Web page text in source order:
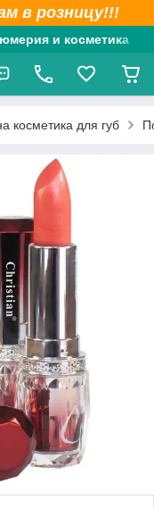
в розницу!!!
и косметика
косметика для губ